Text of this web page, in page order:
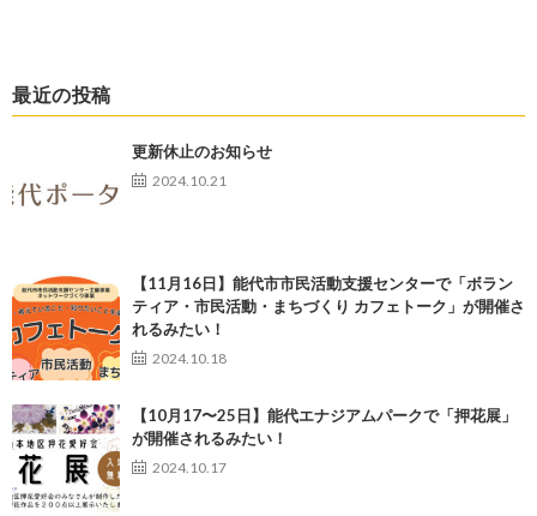
最近の投稿
更新休止のお知らせ
2024.10.21
【11月16日】能代市市民活動支援センターで「ボラン
ティア・市民活動・まちづくり カフェトーク」が開催さ
れるみたい！
2024.10.18
【10月17〜25日】能代エナジアムパークで「押花展」
が開催されるみたい！
2024.10.17